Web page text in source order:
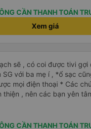
đy máy lạnh mở như mùa
ấm lắm má ko hôi ko
chăn mỏng điều hòa lạnh
luôn 😭 nhưng bù lại thì
mắc hơn những xe khác,
như xe này cũng bị
kết giá rẻ, wc (có nước),
nhưng giường bé, vé ăn
vụ vé ko tốt nhưng tui
CẦN THANH TOÁN
Xem giá
mẹ í , *ổ sạc cũng đã
thoại * Các chú và
, nên các bạn yên
oki la ngen , ai có nhu
ăn sáng lun nè 10/10
CẦN THANH TOÁN